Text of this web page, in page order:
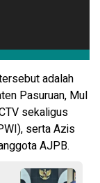
adalah
Pasuruan, Mul
sekaligus
serta Azis
AJPB.